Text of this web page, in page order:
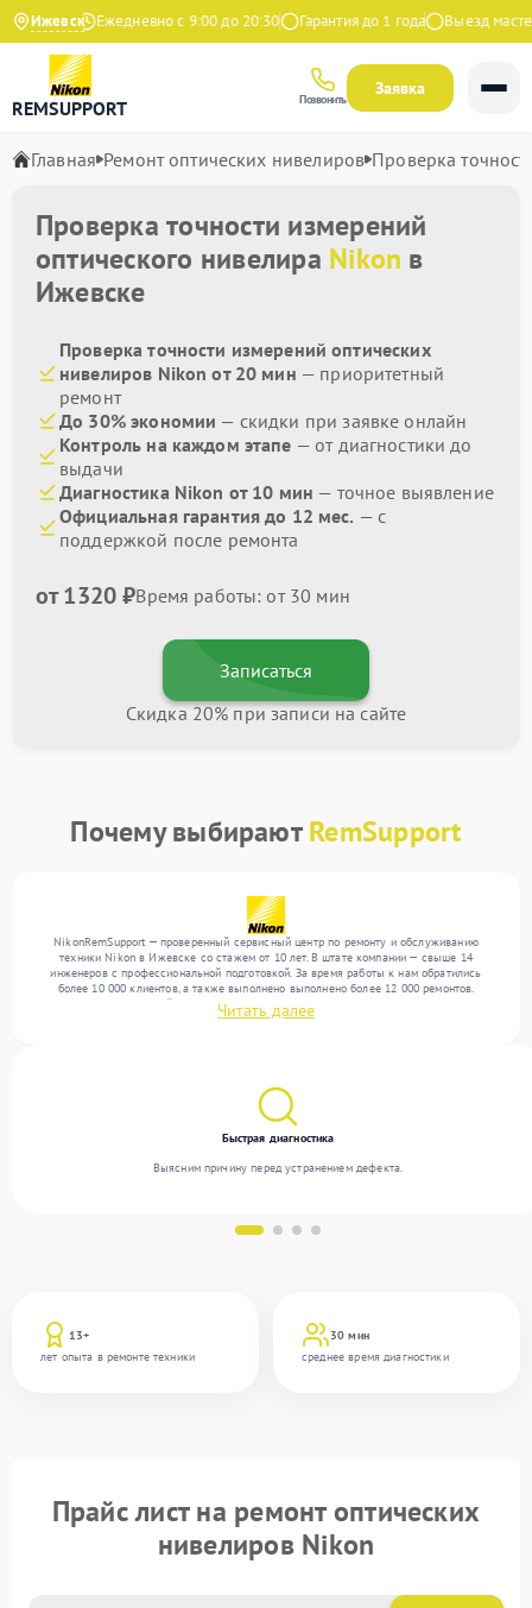
Ижевск
Яндекс Ежедневно с 9:00 до 20:30 Гарантия до 1 года Выезд
REMSUPPORT Позвонить
Заявка
Главная Ремонт оптических нивелиров Проверка
Проверка точности измерений
оптического нивелира Nikon в
Ижевске
Проверка точности измерений оптических
нивелиров Nikon от 20 мин — приоритетный
ремонт
До 30% экономии — скидки при заявке онлайн
Контроль на каждом этапе — от диагностики до
выдачи
Диагностика Nikon от 10 мин — точное выявление
Официальная гарантия до 12 мес. — с
поддержкой после ремонта
от 1320 ₽Время работы: от 30 мин
Записаться
Скидка 20% при записи на сайте
Почему выбираютRemSupport
NikonRemSupport — проверенный сервисный центр по ремонту и обслуживанию
техники Nikon в Ижевске со стажем от 10 лет. В штате компании — свыше 14
инженеров с профессиональной подготовкой. За время работы к нам обратились
более 10 000 клиентов, а также выполнено выполнено более 12 000 ремонтов.
Ежемесячно в сервисный центр поступает свыше 300 единиц техники, включая , , . Мы
устраняем поломки любой сложности и гарантируем высокое качество обслуживания
Читать далее
13+
лет опыта в ремонте техники
30 мин
среднее время диагностики
Быстрая диагностика
Выясним причину перед устранением дефекта.
Прайс лист на ремонт оптических
нивелиров Nikon